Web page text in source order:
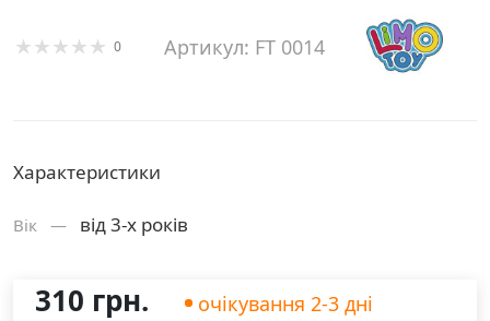
0 Артикул: FT 0014
Характеристики
Вік — від 3-х років
310 грн. очікування 2-3 дні